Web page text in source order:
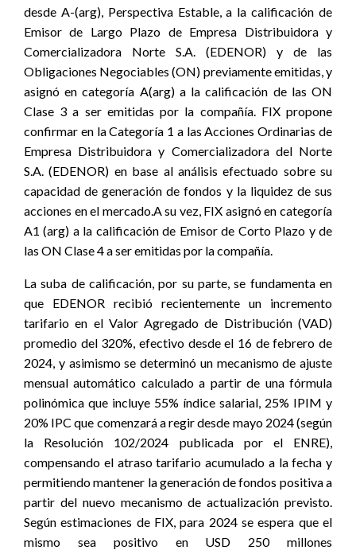
desde A-(arg), Perspectiva Estable, a la calificación de
Emisor de Largo Plazo de Empresa Distribuidora y
Comercializadora Norte S.A. (EDENOR) y de las
Obligaciones Negociables (ON) previamente emitidas, y
asignó en categoría A(arg) a la calificación de las ON
Clase 3 a ser emitidas por la compañía. FIX propone
confirmar en la Categoría 1 a las Acciones Ordinarias de
Empresa Distribuidora y Comercializadora del Norte
S.A. (EDENOR) en base al análisis efectuado sobre su
capacidad de generación de fondos y la liquidez de sus
acciones en el mercado.A su vez, FIX asignó en categoría
A1 (arg) a la calificación de Emisor de Corto Plazo y de
las ON Clase 4 a ser emitidas por la compañía.
La suba de calificación, por su parte, se fundamenta en
que EDENOR recibió recientemente un incremento
tarifario en el Valor Agregado de Distribución (VAD)
promedio del 320%, efectivo desde el 16 de febrero de
2024, y asimismo se determinó un mecanismo de ajuste
mensual automático calculado a partir de una fórmula
polinómica que incluye 55% índice salarial, 25% IPIM y
20% IPC que comenzará a regir desde mayo 2024 (según
la Resolución 102/2024 publicada por el ENRE),
compensando el atraso tarifario acumulado a la fecha y
permitiendo mantener la generación de fondos positiva a
partir del nuevo mecanismo de actualización previsto.
Según estimaciones de FIX, para 2024 se espera que el
mismo sea positivo en USD 250 millones